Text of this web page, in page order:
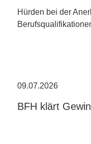
Hürden bei der
09.07.2026
BFH klärt